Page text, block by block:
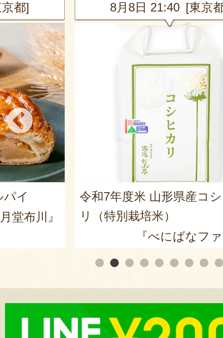
都]
シヒカ
8月8日 20:42 [兵庫
山形県産 尾花沢スイカ 大
皇ザ・スウィート」
『ARCO